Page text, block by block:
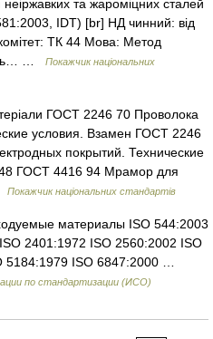
та жароміцних сталей
IDT) [br] НД чинний: від
ТК 44 Мова: Метод
…
Покажчик національних
ГОСТ 2246 70 Проволока
условия. Взамен ГОСТ 2246
покрытий. Технические
ГОСТ 4416 94 Мрамор для
Покажчик національних стандартів
материалы ISO 544:2003
2401:1972 ISO 2560:2002 ISO
5184:1979 ISO 6847:2000 …
по стандартизации (ИСО)